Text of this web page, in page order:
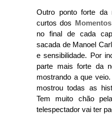
Outro ponto forte da
curtos dos
no final de cada
sacada de Manoel
e sensibilidade. Por
parte mais forte da
mostrando a que
mostrou todas as
Tem muito chão
telespectador vai ter